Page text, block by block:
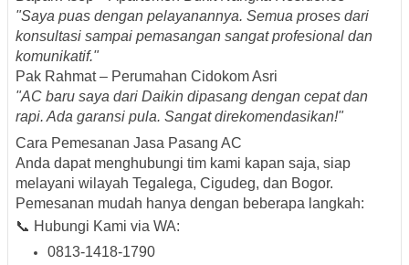
"Saya puas dengan pelayanannya. Semua proses dari
konsultasi sampai pemasangan sangat profesional dan
komunikatif."
Pak Rahmat – Perumahan Cidokom Asri
"AC baru saya dari Daikin dipasang dengan cepat dan
rapi. Ada garansi pula. Sangat direkomendasikan!"
Cara Pemesanan Jasa Pasang AC
Anda dapat menghubungi tim kami kapan saja, siap
melayani wilayah Tegalega, Cigudeg, dan Bogor.
Pemesanan mudah hanya dengan beberapa langkah:
📞 Hubungi Kami via WA:
0813-1418-1790